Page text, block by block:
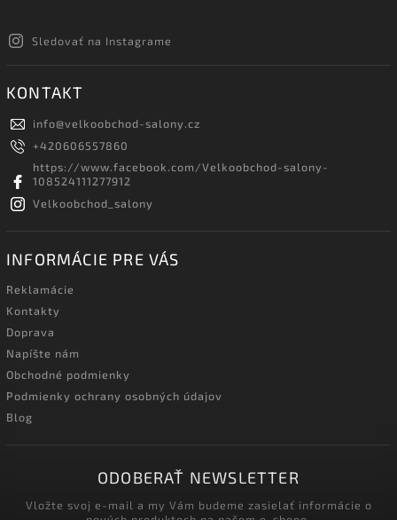
Sledovať na Instagrame
KONTAKT
info@velkoobchod-salony.cz
+420606557860
https://www.facebook.com/Velkoobchod-salony-
108524111277912
Velkoobchod_salony
INFORMÁCIE PRE VÁS
Reklamácie
Kontakty
Doprava
Napíšte nám
Obchodné podmienky
Podmienky ochrany osobných údajov
Blog
ODOBERAŤ NEWSLETTER
Vložte svoj e-mail a my Vám budeme zasielať informácie o